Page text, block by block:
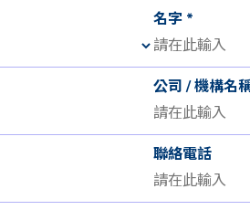
名字 *
公司 / 機構名
聯絡電話